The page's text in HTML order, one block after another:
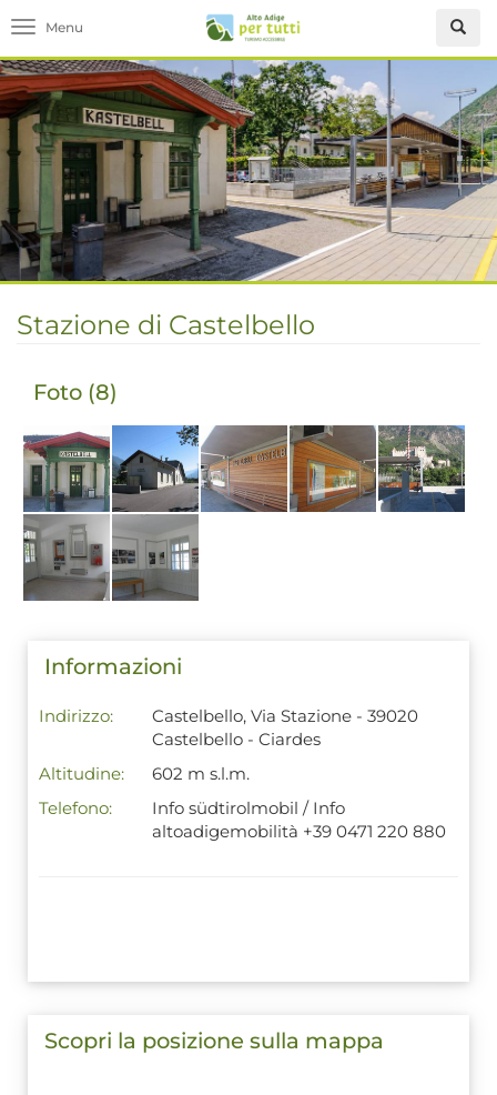
Toggle navigation
Stazione di Castelbello
Foto (8)
Informazioni
Indirizzo:
Castelbello, Via Stazione - 39020
Castelbello - Ciardes
Altitudine:
602 m s.l.m.
Telefono:
Info südtirolmobil / Info
altoadigemobilità +39 0471 220 880
Scopri la posizione sulla mappa